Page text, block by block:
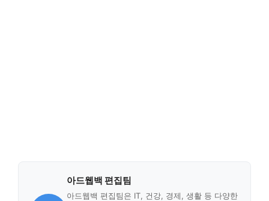
아드웹백 편집팀
아드웹백 편집팀은 IT, 건강, 경제, 생활 등 다양한